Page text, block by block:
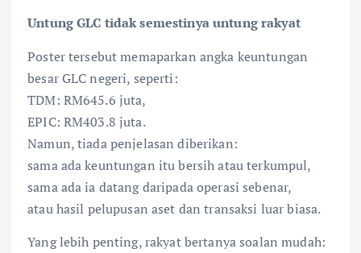
Untung GLC tidak semestinya untung rakyat
Poster tersebut memaparkan angka keuntungan
besar GLC negeri, seperti:
TDM: RM645.6 juta,
EPIC: RM403.8 juta.
Namun, tiada penjelasan diberikan:
sama ada keuntungan itu bersih atau terkumpul,
sama ada ia datang daripada operasi sebenar,
atau hasil pelupusan aset dan transaksi luar biasa.
Yang lebih penting, rakyat bertanya soalan mudah: